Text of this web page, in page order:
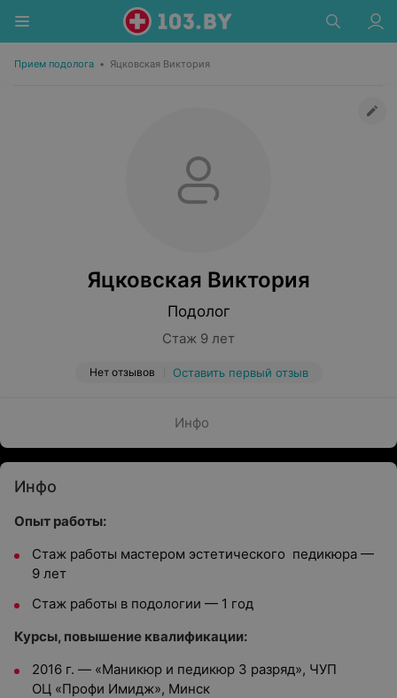
Прием подолога • Яцковская Виктория
Яцковская Виктория
Подолог
Стаж 9 лет
Нет отзывов Оставить первый отзыв
Инфо
Инфо
Опыт работы:
Стаж работы мастером эстетического педикюра —
9 лет
Стаж работы в подологии — 1 год
Курсы, повышение квалификации:
2016 г. — «Маникюр и педикюр 3 разряд», ЧУП
ОЦ «Профи Имидж», Минск